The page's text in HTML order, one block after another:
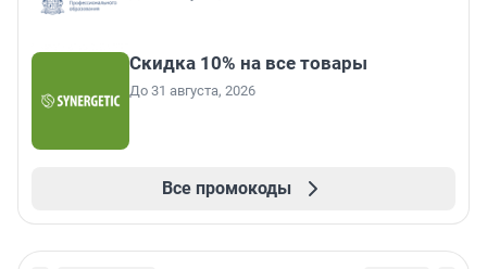
Скидка 10% на все товары
До 31 августа, 2026
Все промокоды